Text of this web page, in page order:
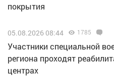
покрытия
05.08.2026 08:44 1785
Участники специальной
региона проходят
центрах